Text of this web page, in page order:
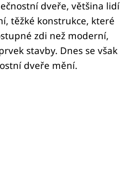
dveře, většina lidí
těžké konstrukce, které
zdi než moderní,
stavby. Dnes se však
dveře mění.